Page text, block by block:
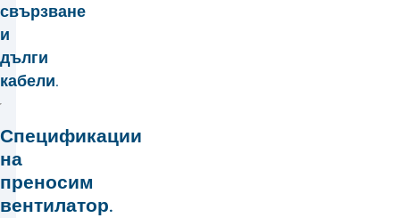
свързване
и
дълги
кабели.
Спецификации
на
преносим
вентилатор.